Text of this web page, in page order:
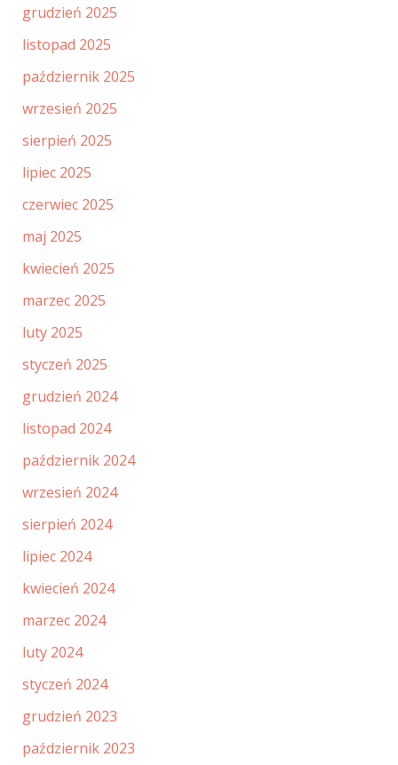
grudzień 2025
listopad 2025
październik 2025
wrzesień 2025
sierpień 2025
lipiec 2025
czerwiec 2025
maj 2025
kwiecień 2025
marzec 2025
luty 2025
styczeń 2025
grudzień 2024
listopad 2024
październik 2024
wrzesień 2024
sierpień 2024
lipiec 2024
kwiecień 2024
marzec 2024
luty 2024
styczeń 2024
grudzień 2023
październik 2023